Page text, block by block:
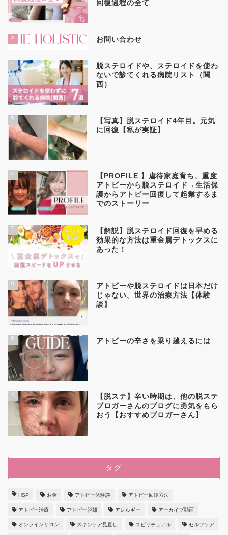
回復過程の全て
3 お問い合わせ
4
脱ステロイドや、ステロイドを使わ
ないで診てくれる病院リスト（関
西）
5
【写真】脱ステロイド4年目。元気
に回復【私が実証】
6
【PROFILE 】虐待家庭育ち、重度
アトピーから脱ステロイド→生活保
護からアトピー回復して起業するま
でのストーリー
7
【解説】脱ステロイド回復を早める
効果的な方法は重金属デトックスに
あった！
8
アトピーや脱ステロイドは日本だけ
じゃない。世界の治療方法【体験
談】
9 アトピーの辛さを乗り越えるには
10
【脱ステ】辛い時期は、他の脱ステ
ブロガーさんのブログに勇気をもら
おう【おすすめブロガーさん】
タグ
HSP お金 アトピー体験談 アトピー回復方法
アトピー治療 アトピー脱却 アレルギー アーカイブ動画
オンラインサロン スキンケア見直し スピリチュアル セルフケア